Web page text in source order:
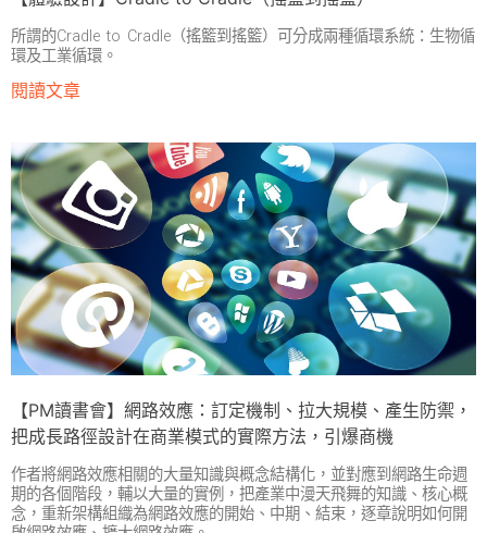
所謂的Cradle to Cradle（搖籃到搖籃）可分成兩種循環系統：生物循
環及工業循環。
閱讀文章
【PM讀書會】網路效應：訂定機制、拉大規模、產生防禦，
把成長路徑設計在商業模式的實際方法，引爆商機
作者將網路效應相關的大量知識與概念結構化，並對應到網路生命週
期的各個階段，輔以大量的實例，把產業中漫天飛舞的知識、核心概
念，重新架構組織為網路效應的開始、中期、結束，逐章說明如何開